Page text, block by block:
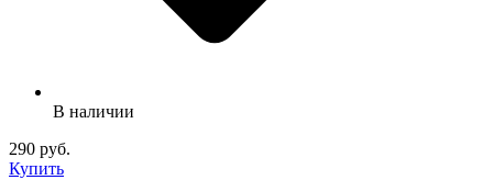
В наличии
290 руб.
Купить